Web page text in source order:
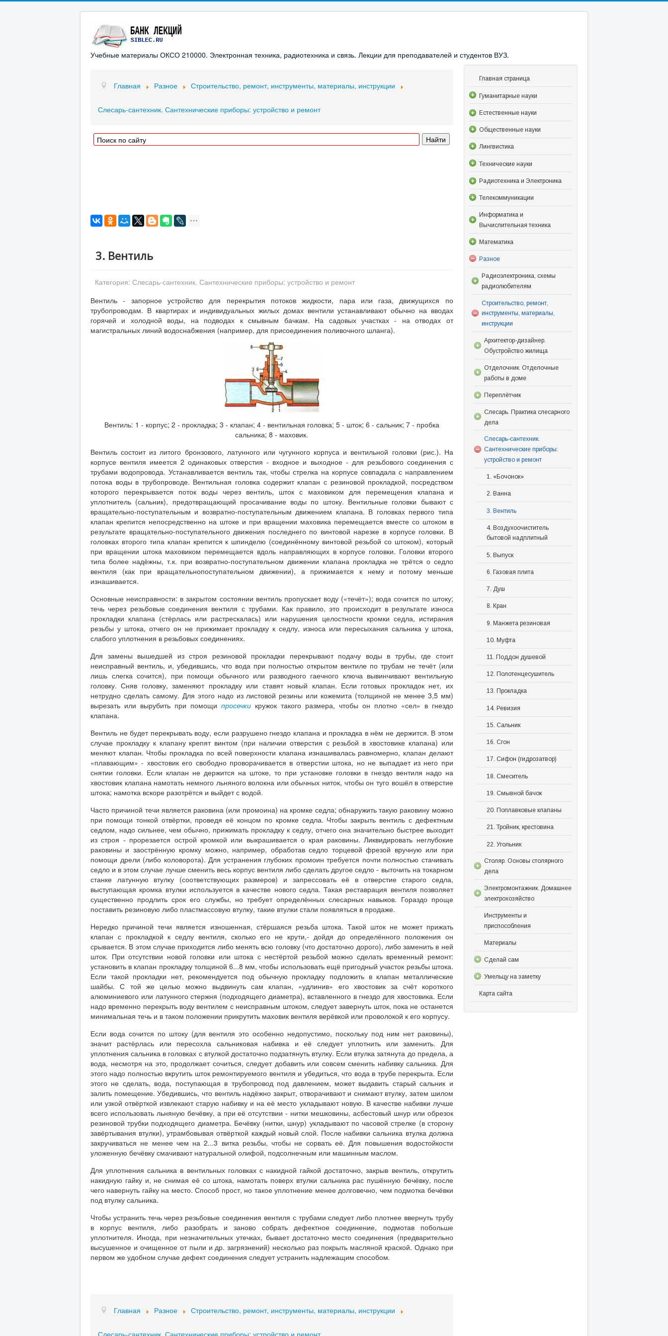
Учебные материалы ОКСО 210000. Электронная техника, радиотехника и связь. Лекции для преподавателей и студентов ВУЗ.
Главная Разное Строительство, ремонт, инструменты, материалы, инструкции
Слесарь-сантехник. Сантехнические приборы: устройство и ремонт
3. Вентиль
Категория: Слесарь-сантехник. Сантехнические приборы: устройство и ремонт
Вентиль - запорное устройство для перекрытия потоков жидкости, пара или газа, движущихся по
трубопроводам. В квартирах и индивидуальных жилых домах вентили устанавливают обычно на вводах
горячей и холодной воды, на подводах к смывным бачкам. На садовых участках - на отводах от
магистральных линий водоснабжения (например, для присоединения поливочного шланга).
Вентиль: 1 - корпус; 2 - прокладка; 3 - клапан; 4 - вентильная головка; 5 - шток; 6 - сальник; 7 - пробка
сальника; 8 - маховик.
Вентиль состоит из литого бронзового, латунного или чугунного корпуса и вентильной головки (рис.). На
корпусе вентиля имеется 2 одинаковых отверстия - входное и выходное - для резьбового соединения с
трубами водопровода. Устанавливается вентиль так, чтобы стрелка на корпусе совпадала с направлением
потока воды в трубопроводе. Вентильная головка содержит клапан с резиновой прокладкой, посредством
которого перекрывается поток воды через вентиль, шток с маховиком для перемещения клапана и
уплотнитель (сальник), предотвращающий просачивание воды по штоку. Вентильные головки бывают с
вращательно-поступательным и возвратно-поступательным движением клапана. В головках первого типа
клапан крепится непосредственно на штоке и при вращении маховика перемещается вместе со штоком в
результате вращательно-поступательного движения последнего по винтовой нарезке в корпусе головки. В
головках второго типа клапан крепится к шпинделю (соединённому винтовой резьбой со штоком), который
при вращении штока маховиком перемещается вдоль направляющих в корпусе головки. Головки второго
типа более надёжны, т.к. при возвратно-поступательном движении клапана прокладка не трётся о седло
вентиля (как при вращательнопоступательном движении), а прижимается к нему и потому меньше
изнашивается.
Основные неисправности: в закрытом состоянии вентиль пропускает воду («течёт»); вода сочится по штоку;
течь через резьбовые соединения вентиля с трубами. Как правило, это происходит в результате износа
прокладки клапана (стёрлась или растрескалась) или нарушения целостности кромки седла, истирания
резьбы у штока, отчего он не прижимает прокладку к седлу, износа или пересыхания сальника у штока,
слабого уплотнения в резьбовых соединениях.
Для замены вышедшей из строя резиновой прокладки перекрывают подачу воды в трубы, где стоит
неисправный вентиль, и, убедившись, что вода при полностью открытом вентиле по трубам не течёт (или
лишь слегка сочится), при помощи обычного или разводного гаечного ключа вывинчивают вентильную
головку. Сняв головку, заменяют прокладку или ставят новый клапан. Если готовых прокладок нет, их
нетрудно сделать самому. Для этого надо из листовой резины или кожемита (толщиной не менее 3,5 мм)
вырезать или вырубить при помощи просечкикружок такого размера, чтобы он плотно «сел» в гнездо
клапана.
Вентиль не будет перекрывать воду, если разрушено гнездо клапана и прокладка в нём не держится. В этом
случае прокладку к клапану крепят винтом (при наличии отверстия с резьбой в хвостовике клапана) или
меняют клапан. Чтобы прокладка по всей поверхности клапана изнашивалась равномерно, клапан делают
«плавающим» - хвостовик его свободно проворачивается в отверстии штока, но не выпадает из него при
снятии головки. Если клапан не держится на штоке, то при установке головки в гнездо вентиля надо на
хвостовик клапана намотать немного льняного волокна или обычных ниток, чтобы он туго вошёл в отверстие
штока; намотка вскоре разотрётся и выйдет с водой.
Часто причиной течи является раковина (или промоина) на кромке седла; обнаружить такую раковину можно
при помощи тонкой отвёртки, проведя её концом по кромке седла. Чтобы закрыть вентиль с дефектным
седлом, надо сильнее, чем обычно, прижимать прокладку к седлу, отчего она значительно быстрее выходит
из строя - прорезается острой кромкой или выкрашивается о края раковины. Ликвидировать неглубокие
раковины и заострённую кромку можно, например, обработав седло торцевой фрезой вручную или при
помощи дрели (либо коловорота). Для устранения глубоких промоин требуется почти полностью стачивать
седло и в этом случае лучше сменить весь корпус вентиля либо сделать другое седло - выточить на токарном
станке латунную втулку (соответствующих размеров) и запрессовать её в отверстие старого седла,
выступающая кромка втулки используется в качестве нового седла. Такая реставрация вентиля позволяет
существенно продлить срок его службы, но требует определённых слесарных навыков. Гораздо проще
поставить резиновую либо пластмассовую втулку, такие втулки стали появляться в продаже.
Нередко причиной течи является изношенная, стёршаяся резьба штока. Такой шток не может прижать
клапан с прокладкой к седлу вентиля, сколько его не крути,- дойдя до определённого положения он
срывается. В этом случае приходится либо менять всю головку (что достаточно дорого), либо заменить в ней
шток. При отсутствии новой головки или штока с нестёртой резьбой можно сделать временный ремонт:
установить в клапан прокладку толщиной 6...8 мм, чтобы использовать ещё пригодный участок резьбы штока.
Если такой прокладки нет, рекомендуется под обычную прокладку подложить в клапан металлические
шайбы. С той же целью можно выдвинуть сам клапан, «удлинив» его хвостовик за счёт короткого
алюминиевого или латунного стержня (подходящего диаметра), вставленного в гнездо для хвостовика. Если
надо временно перекрыть воду вентилем с неисправным штоком, следует завернуть шток, пока не останется
минимальная течь и в таком положении прикрутить маховик вентиля верёвкой или проволокой к его корпусу.
Если вода сочится по штоку (для вентиля это особенно недопустимо, поскольку под ним нет раковины),
значит растёрлась или пересохла сальниковая набивка и её следует уплотнить или заменить. Для
уплотнения сальника в головках с втулкой достаточно подзатянуть втулку. Если втулка затянута до предела, а
вода, несмотря на это, продолжает сочиться, следует добавить или совсем сменить набивку сальника. Для
этого надо полностью вкрутить шток ремонтируемого вентиля и убедиться, что вода в трубе перекрыта. Если
этого не сделать, вода, поступающая в трубопровод под давлением, может выдавить старый сальник и
залить помещение. Убедившись, что вентиль надёжно закрыт, отворачивают и снимают втулку, затем шилом
или узкой отвёрткой извлекают старую набивку и на её место укладывают новую. В качестве набивки лучше
всего использовать льняную бечёвку, а при её отсутствии - нитки мешковины, асбестовый шнур или обрезок
резиновой трубки подходящего диаметра. Бечёвку (нитки, шнур) укладывают по часовой стрелке (в сторону
завёртывания втулки), утрамбовывая отвёрткой каждый новый слой. После набивки сальника втулка должна
закручиваться не менее чем на 2...3 витка резьбы, чтобы не сорвать её. Для повышения водостойкости
уложенную бечёвку смачивают натуральной олифой, подсолнечным или машинным маслом.
Для уплотнения сальника в вентильных головках с накидной гайкой достаточно, закрыв вентиль, открутить
накидную гайку и, не снимая её со штока, намотать поверх втулки сальника рас пушённую бечёвку, после
чего навернуть гайку на место. Способ прост, но такое уплотнение менее долговечно, чем подмотка бечёвки
под втулку сальника.
Чтобы устранить течь через резьбовые соединения вентиля с трубами следует либо плотнее ввернуть трубу
в корпус вентиля, либо разобрать и заново собрать дефектное соединение, подмотав побольше
уплотнителя. Иногда, при незначительных утечках, бывает достаточно место соединения (предварительно
высушенное и очищенное от пыли и др. загрязнений) несколько раз покрыть масляной краской. Однако при
первом же удобном случае дефект соединения следует устранить надлежащим способом.
Главная Разное Строительство, ремонт, инструменты, материалы, инструкции
Слесарь-сантехник. Сантехнические приборы: устройство и ремонт
Главная страница
Гуманитарные науки
Естественные науки
Общественные науки
Лингвистика
Технические науки
Радиотехника и Электроника
Телекоммуникации
Информатика и
Вычислительная техника
Математика
Разное
Радиоэлектроника, схемы
радиолюбителям
Строительство, ремонт,
инструменты, материалы,
инструкции
Архитектор-дизайнер.
Обустройство жилища
Отделочник. Отделочные
работы в доме
Переплётчик
Слесарь. Практика слесарного
дела
Слесарь-сантехник.
Сантехнические приборы:
устройство и ремонт
1. «Бочонок»
2. Ванна
3. Вентиль
4. Воздухоочиститель
бытовой надплитный
5. Выпуск
6. Газовая плита
7. Душ
8. Кран
9. Манжета резиновая
10. Муфта
11. Поддон душевой
12. Полотенцесушитель
13. Прокладка
14. Ревизия
15. Сальник
16. Сгон
17. Сифон (гидрозатвор)
18. Смеситель
19. Смывной бачок
20. Поплавковые клапаны
21. Тройник, крестовина
22. Угольник
Столяр. Основы столярного
дела
Электромонтажник. Домашнее
электрохозяйство
Инструменты и
приспособления
Материалы
Сделай сам
Умельцу на заметку
Карта сайта